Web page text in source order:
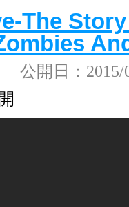
The
開日：2015/